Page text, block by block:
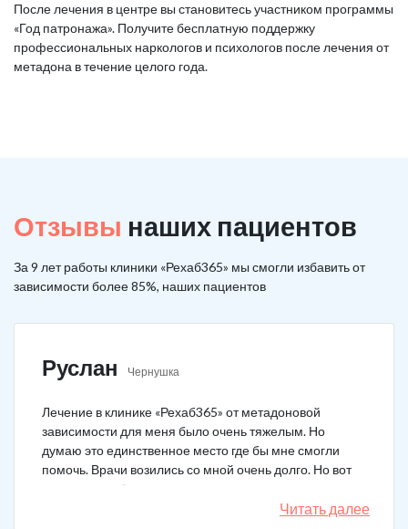
После лечения в центре вы становитесь участником программы
«Год патронажа». Получите бесплатную поддержку
профессиональных наркологов и психологов после лечения от
метадона в течение целого года.
Отзывы наших пациентов
За 9 лет работы клиники «Рехаб365» мы смогли избавить от
зависимости более 85%, наших пациентов
Руслан Чернушка
Лечение в клинике «Рехаб365» от метадоновой
зависимости для меня было очень тяжелым. Но
думаю это единственное место где бы мне смогли
помочь. Врачи возились со мной очень долго. Но вот
теперь я уже 5 месяцев не принимаю наркотики.
Читать далее